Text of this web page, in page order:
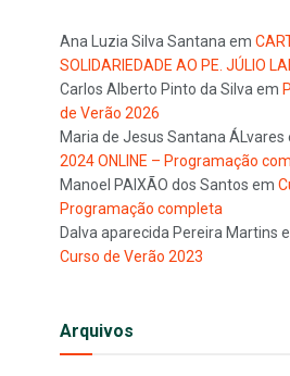
Ana Luzia Silva Santana em
SOLIDARIEDADE AO PE. JÚLIO
Carlos Alberto Pinto da Silva em
de Verão 2026
Maria de Jesus Santana ÁLvares
2024 ONLINE – Programação
Manoel PAIXÃO dos Santos em
Programação completa
Dalva aparecida Pereira Martins
Curso de Verão 2023
Arquivos